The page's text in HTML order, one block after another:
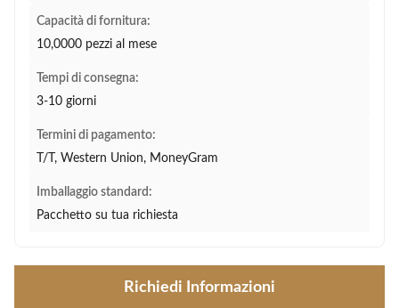
Capacità di fornitura:
10,0000 pezzi al mese
Tempi di consegna:
3-10 giorni
Termini di pagamento:
T/T, Western Union, MoneyGram
Imballaggio standard:
Pacchetto su tua richiesta
Richiedi Informazioni